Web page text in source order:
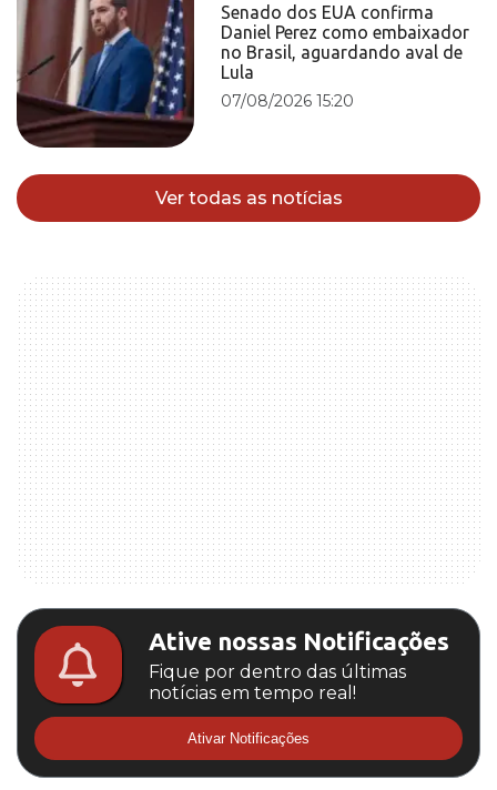
Senado dos EUA confirma
Daniel Perez como embaixador
no Brasil, aguardando aval de
Lula
07/08/2026 15:20
Ver todas as notícias
Ative nossas Notificações
Fique por dentro das últimas
notícias em tempo real!
Ativar Notificações